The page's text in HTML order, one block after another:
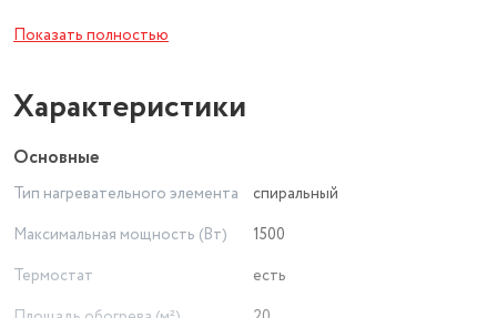
электроэнергию.
подходит для дома , не занимает много места и не мешает
сну или работе. Он также эффективен как
тепловентилятор напольный для гаража или
обогрев в технических и хозяйственных помещениях.
Это не просто тепловентилятор, а полноценный
который можно использовать круглый год. Устройство
оснащено защитой от перегрева и автоматическим
Показать полностью
Характеристики
Основные
Тип нагревательного элемента
спиральный
Максимальная мощность (Вт)
1500
Термостат
есть